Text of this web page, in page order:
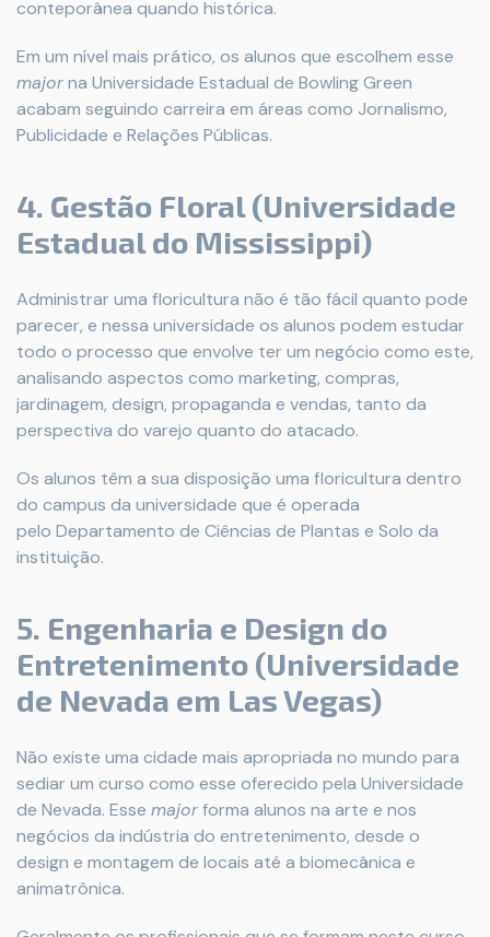
conteporânea quando histórica.
Em um nível mais prático, os alunos que escolhem esse
majorna Universidade Estadual de Bowling Green
acabam seguindo carreira em áreas como Jornalismo,
Publicidade e Relações Públicas.
4. Gestão Floral (Universidade
Estadual do Mississippi)
Administrar uma floricultura não é tão fácil quanto pode
parecer, e nessa universidade os alunos podem estudar
todo o processo que envolve ter um negócio como este,
analisando aspectos como marketing, compras,
jardinagem, design, propaganda e vendas, tanto da
perspectiva do varejo quanto do atacado.
Os alunos têm a sua disposição uma floricultura dentro
do campus da universidade que é operada
pelo Departamento de Ciências de Plantas e Solo da
instituição.
5. Engenharia e Design do
Entretenimento (Universidade
de Nevada em Las Vegas)
Não existe uma cidade mais apropriada no mundo para
sediar um curso como esse oferecido pela Universidade
de Nevada. Esse majorforma alunos na arte e nos
negócios da indústria do entretenimento, desde o
design e montagem de locais até a biomecânica e
animatrônica.